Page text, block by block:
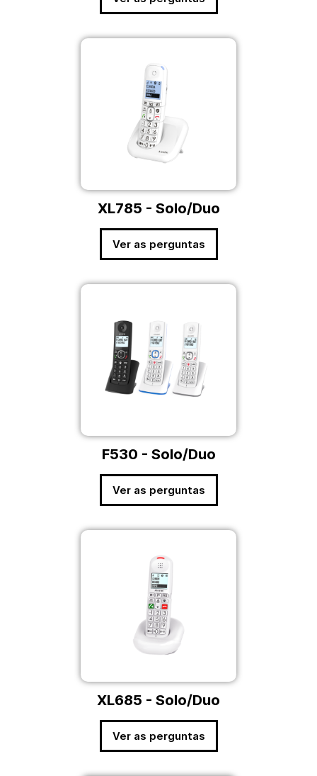
XL785 - Solo/Duo
Ver as perguntas
F530 - Solo/Duo
Ver as perguntas
XL685 - Solo/Duo
Ver as perguntas